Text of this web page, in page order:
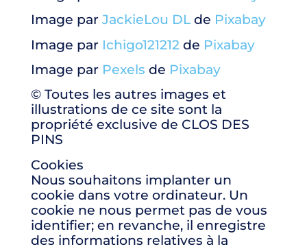
Image par JackieLou DLde Pixabay
Image par Ichigo121212de Pixabay
Image par Pexels de Pixabay
© Toutes les autres images et
illustrations de ce site sont la
propriété exclusive de CLOS DES
PINS
Cookies
Nous souhaitons implanter un
cookie dans votre ordinateur. Un
cookie ne nous permet pas de vous
identifier; en revanche, il enregistre
des informations relatives à la